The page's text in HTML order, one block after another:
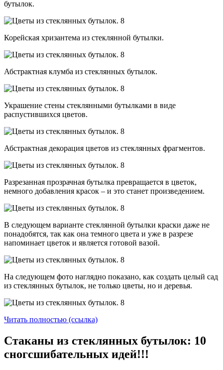
бутылок.
Корейская хризантема из стеклянной бутылки.
Абстрактная клумба из стеклянных бутылок.
Украшение стены стеклянными бутылками в виде
распустившихся цветов.
Абстрактная декорация цветов из стеклянных фрагментов.
Разрезанная прозрачная бутылка превращается в цветок,
немного добавления красок – и это станет произведением.
В следующем варианте стеклянной бутылки краски даже не
понадобятся, так как она темного цвета и уже в разрезе
напоминает цветок и является готовой вазой.
На следующем фото наглядно показано, как создать целый сад
из стеклянных бутылок, не только цветы, но и деревья.
Читать полностью (ссылка)
Стаканы из стеклянных бутылок: 10
сногсшибательных идей!!!